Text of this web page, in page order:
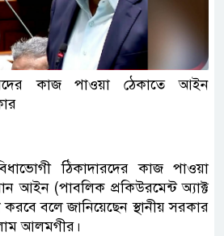
কাজ পাওয়া ঠেকাতে আইন
ঠিকাদারদের কাজ পাওয়া
আইন (পাবলিক প্রকিউরমেন্ট অ্যাক্ট
বলে জানিয়েছেন স্থানীয় সরকার
আলমগীর।